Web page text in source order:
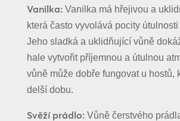
Vanilka: Vanilka má hřejivou a
která často vyvolává pocity
Jeho sladká a uklidňující vůně
hale vytvořit příjemnou a útulnou
vůně může dobře fungovat u hostů,
delší dobu.
Svěží prádlo: Vůně čerstvého